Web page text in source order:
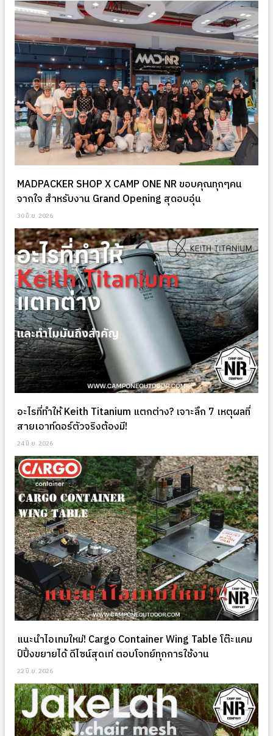
MADPACKER SHOP X CAMP ONE NR ขอบคุณทุกๆคน
จากใจ สำหรับงาน Grand Opening สุดอบอุ่น
30 มิ.ย. 2026
อะไรที่ทำให้ Keith Titanium แตกต่าง? เจาะลึก 7 เหตุผลที่
สายเอาท์ดอร์ตัวจริงต้องมี!
24 มิ.ย. 2026
แนะนำไอเทมใหม่! Cargo Container Wing Table โต๊ะแคม
ป์ปิ้งขยายได้ ดีไซน์สุดเท่ ตอบโจทย์ทุกการใช้งาน
22 มิ.ย. 2026